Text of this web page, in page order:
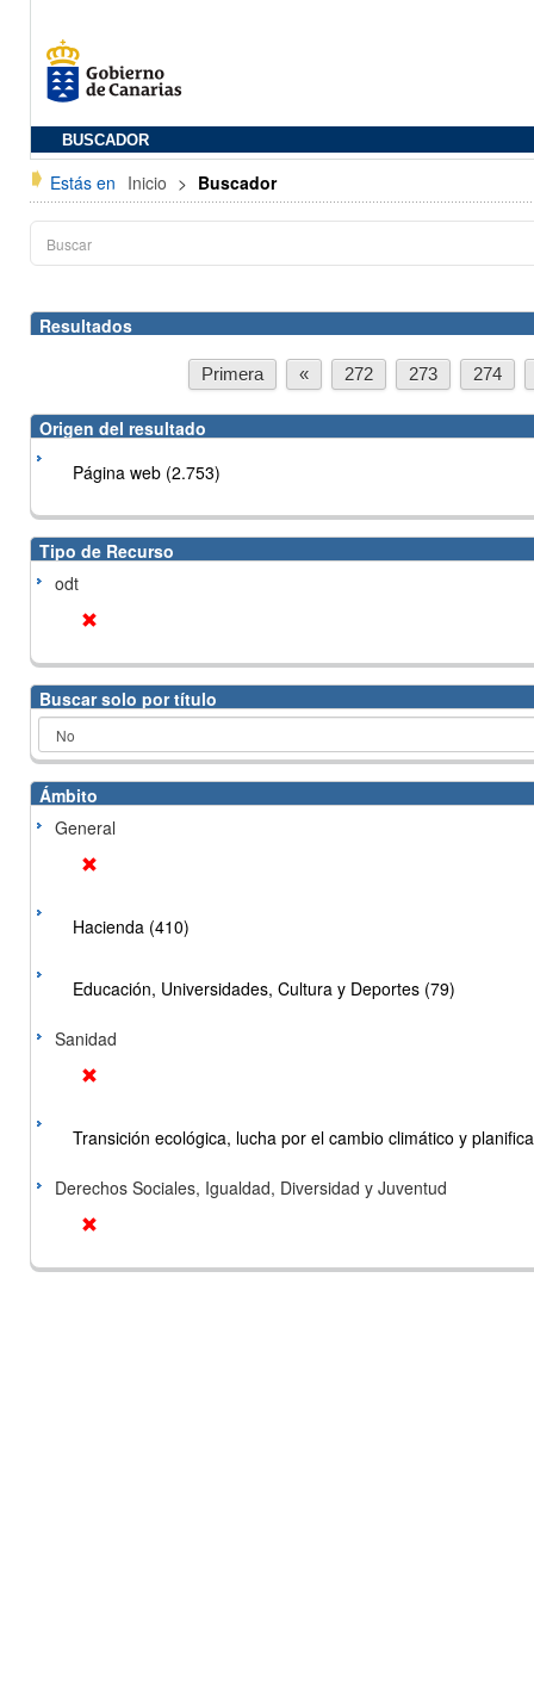
BUSCADOR
Estás en Inicio > Buscador
Resultados
Primera « 272 273 274
Origen del resultado
Página web (2.753)
Tipo de Recurso
odt
Buscar solo por título
Ámbito
General
Hacienda (410)
Educación, Universidades, Cultura y Deportes (79)
Sanidad
Transición ecológica, lucha por el cambio climático y
Derechos Sociales, Igualdad, Diversidad y Juventud